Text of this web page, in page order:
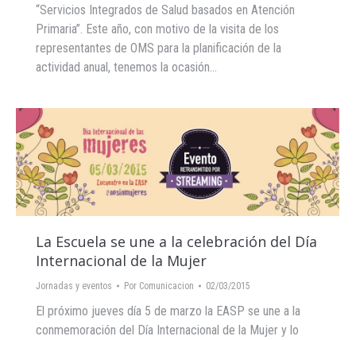
“Servicios Integrados de Salud basados en Atención
Primaria”. Este año, con motivo de la visita de los
representantes de OMS para la planificación de la
actividad anual, tenemos la ocasión…
La Escuela se une a la celebración del Día
Internacional de la Mujer
Jornadas y eventos Por Comunicacion 02/03/2015
El próximo jueves día 5 de marzo la EASP se une a la
conmemoración del Día Internacional de la Mujer y lo